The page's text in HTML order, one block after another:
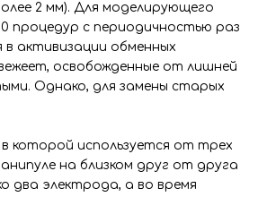
2 мм). Для моделирующего
процедур с периодичностью раз
активизации обменных
освобожденные от лишней
Однако, для замены старых
в которой используется от трех
на близком друг от друга
два электрода, а во время